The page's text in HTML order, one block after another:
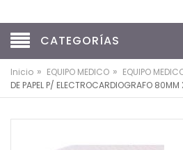
CATEGORÍAS
Inicio » EQUIPO MEDICO » EQUIPO
DE PAPEL P/ ELECTROCARDIOGRAFO